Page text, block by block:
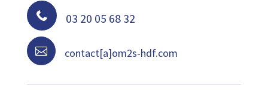
 03 20 05 68 32
 contact[a]om2s-hdf.com